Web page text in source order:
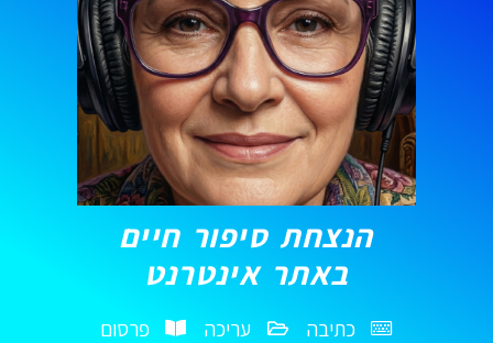
הנצחת סיפור חיים
באתר אינטרנט
כתיבה עריכה פרסום